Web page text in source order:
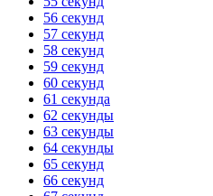
56 секунд
57 секунд
58 секунд
59 секунд
60 секунд
61 секунда
62 секунды
63 секунды
64 секунды
65 секунд
66 секунд